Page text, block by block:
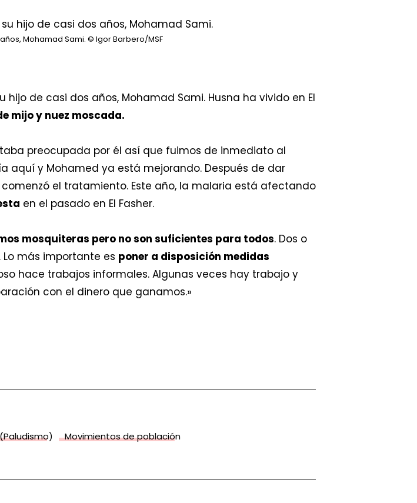
Mohamad Sami. © Igor Barbero/MSF
hijo de casi dos años, Mohamad Sami. Husna ha vivido en El
mijo y nuez moscada.
preocupada por él así que fuimos de inmediato al
aquí y Mohamed ya está mejorando. Después de dar
el tratamiento. Este año, la malaria está afectando
en el pasado en El Fasher.
mosquiteras pero no son suficientes para todos. Dos o
más importante es poner a disposición medidas
hace trabajos informales. Algunas veces hay trabajo y
con el dinero que ganamos.»
Movimientos de población